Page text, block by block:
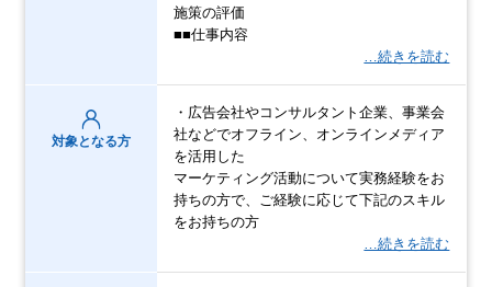
施策の評価
■■仕事内容
…続きを読む
対象となる方
・広告会社やコンサルタント企業、事業会
社などでオフライン、オンラインメディア
を活用した
マーケティング活動について実務経験をお
持ちの方で、ご経験に応じて下記のスキル
をお持ちの方
…続きを読む